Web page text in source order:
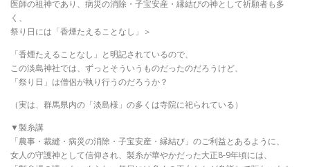
医師の祖神であり、病災の消除・子宝安産・縁結びの神として祈願者も多
く、
祭り日には「香煙たえることなし」＞
「香煙たえることなし」と明記されているので、
この淡島神社では、ずっとそういうものだったのだろうけど、
「祭り日」は僧侶が執り行うのだろうか？
（実は、群馬県内の「淡島様」の多くは寺院に祀られている）
▼製糸講
「農事・裁縫・病災の消除・子宝安産・縁結び」のご利益とあるように、
女人の守護神として信仰され、製糸が華やかだった大正8-9年頃には、